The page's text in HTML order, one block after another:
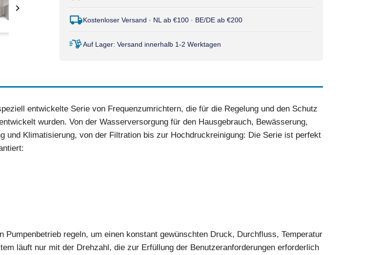

Kostenloser Versand · NL ab €100 · BE/DE ab €200
Auf Lager: Versand innerhalb 1-2 Werktagen
entwickelte Serie von Frequenzumrichtern, die für die Regelung und den Schutz
wurden. Von der Wasserversorgung für den Hausgebrauch, Bewässerung,
und Klimatisierung, von der Filtration bis zur Hochdruckreinigung: Die Serie ist perfekt
regeln, um einen konstant gewünschten Druck, Durchfluss, Temperatur
läuft nur mit der Drehzahl, die zur Erfüllung der Benutzeranforderungen erforderlich